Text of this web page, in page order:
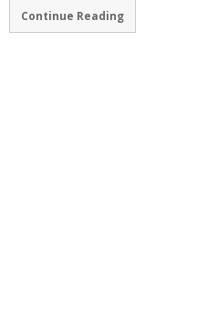
Continue Reading